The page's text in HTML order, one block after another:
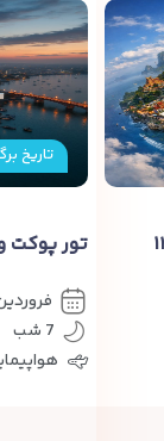
تاریخ
تور پوکت
7 شب